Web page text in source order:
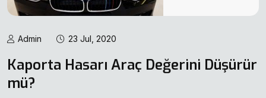
Admin 23 Jul, 2020
Kaporta Hasarı Araç Değerini Düşürür
mü?